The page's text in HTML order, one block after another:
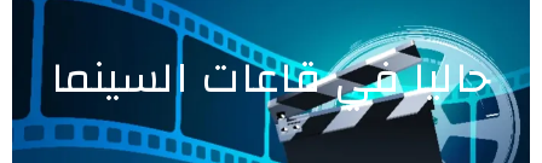
حاليا في قاعات السينما